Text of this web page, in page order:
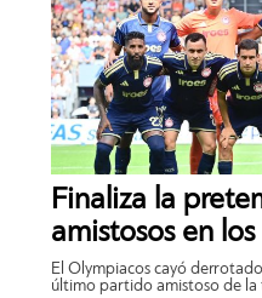
Finaliza la
amistosos en los
El Olympiacos cayó
último partido amistoso de